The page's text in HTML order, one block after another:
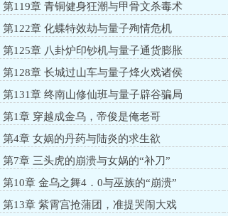
第119章 青铜健身狂潮与甲骨文杀毒术
第122章 化蝶特效劫与量子殉情危机
第125章 八卦炉印钞机与量子通货膨胀
第128章 长城过山车与量子烽火戏诸侯
第131章 终南山修仙班与量子辟谷骗局
第1章 穿越成金乌，帝俊是俺老哥
第4章 女娲的丹药与陆炎的求生欲
第7章 三头虎的崩溃与女娲的“补刀”
第10章 金乌之舞4．0与巫族的“崩溃”
第13章 紫霄宫抢蒲团，准提哭闹大戏